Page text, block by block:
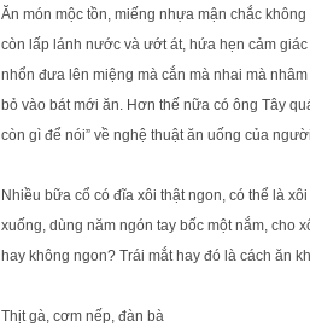
Ăn món mộc tồn, miếng nhựa mận chắc
còn lấp lánh nước và ướt át, hứa hẹn cảm
nhổn đưa lên miệng mà cắn mà nhai mà
bỏ vào bát mới ăn. Hơn thế nữa có ông Tây
còn gì để nói” về nghệ thuật ăn uống của
Nhiều bữa cổ có đĩa xôi thật ngon, có thể là
xuống, dùng năm ngón tay bốc một nắm, cho
hay không ngon? Trái mắt hay đó là cách ăn
Thịt gà, cơm nếp, đàn bà